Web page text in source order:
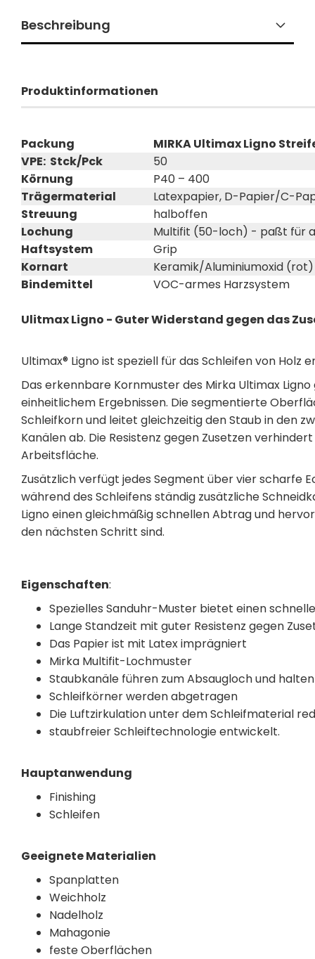
Beschreibung
Produktinformationen
Packung
MIRKA Ultimax Ligno
VPE: Stck/Pck
50
Körnung
P40 – 400
Trägermaterial
Latexpapier, D-Papier/C-
Streuung
halboffen
Lochung
Multifit (50-loch) - paßt für
Haftsystem
Grip
Kornart
Keramik/Aluminiumoxid (rot)
Bindemittel
VOC-armes Harzsystem
Ulitmax Ligno - Guter Widerstand gegen das
Ultimax® Ligno ist speziell für das Schleifen von Holz
Das erkennbare Kornmuster des Mirka Ultimax
einheitlichem Ergebnissen. Die segmentierte
Schleifkorn und leitet gleichzeitig den Staub in den
Kanälen ab. Die Resistenz gegen Zusetzen
Arbeitsfläche.
Zusätzlich verfügt jedes Segment über vier scharfe
während des Schleifens ständig zusätzliche
Ligno einen gleichmäßig schnellen Abtrag und
den nächsten Schritt sind.
Eigenschaften:
Spezielles Sanduhr-Muster bietet einen
Lange Standzeit mit guter Resistenz gegen
Das Papier ist mit Latex imprägniert
Mirka Multifit-Lochmuster
Staubkanäle führen zum Absaugloch und
Schleifkörner werden abgetragen
Die Luftzirkulation unter dem Schleifmaterial
staubfreier Schleiftechnologie entwickelt.
Hauptanwendung
Finishing
Schleifen
Geeignete Materialien
Spanplatten
Weichholz
Nadelholz
Mahagonie
feste Oberflächen